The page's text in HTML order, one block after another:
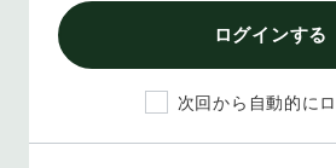
ログインする
次回から自動的に